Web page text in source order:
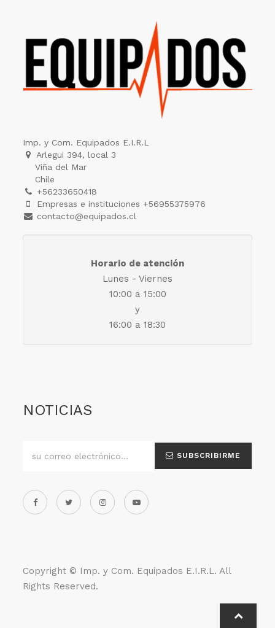
Imp. y Com. Equipados E.I.R.L
Arlegui 394, local 3
Viña del Mar
Chile
+56233650418
Empresas e instituciones +56955375976
contacto@equipados.cl
Horario de atención
Lunes - Viernes
10:00 a 15:00
y
16:00 a 18:30
NOTICIAS
SUBSCRIBIRME
Copyright © Imp. y Com. Equipados E.I.R.L. All
Rights Reserved.